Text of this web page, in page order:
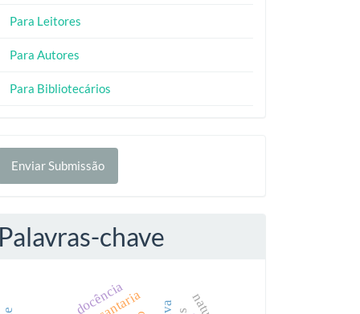
Para Leitores
Para Autores
Para Bibliotecários
Enviar Submissão
Palavras-chave
docência